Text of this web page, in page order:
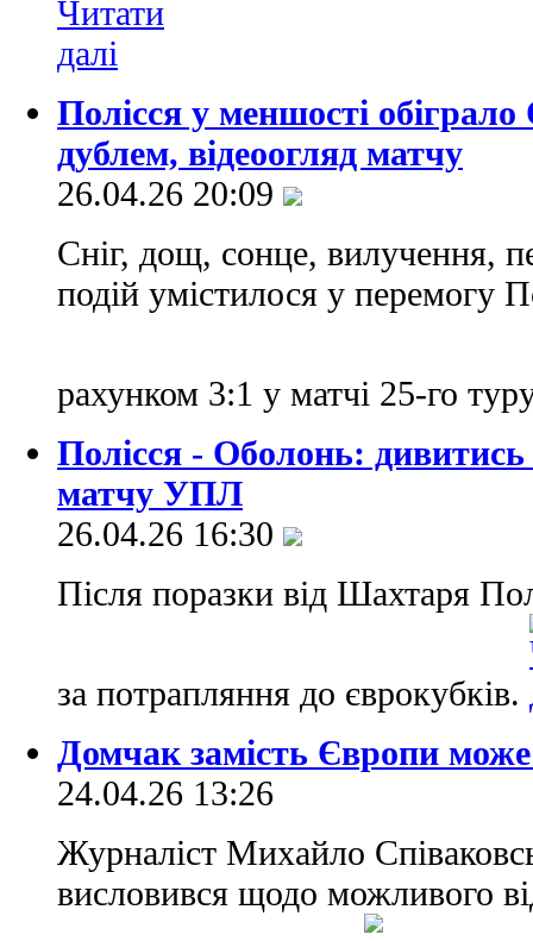
Полісся у меншості
дублем, відеоогляд матчу
26.04.26 20:09
Сніг, дощ, сонце, вилучення,
подій умістилося у перемогу
рахунком 3:1 у матчі 25-го
Полісся - Оболонь:
матчу УПЛ
26.04.26 16:30
Після поразки від Шахтаря
за потрапляння до єврокубків.
Домчак замість Європи
24.04.26 13:26
Журналіст Михайло
висловився щодо можливого